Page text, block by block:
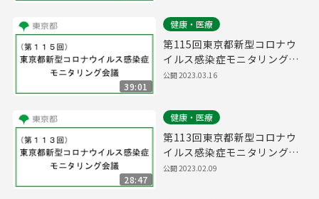
39:01
健康・医療
第115回東京都新型コロナウ
イルス感染症モニタリング会
議(令和5年3月16日14時45分
公開2023.03.16
28:47
健康・医療
第113回東京都新型コロナウ
イルス感染症モニタリング会
議(令和5年2月9日17時15分
公開2023.02.09